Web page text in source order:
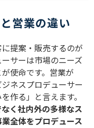
プロデューサーとして育成
し直す企業もあるほど、変
切なポジションとなってい
ます。ビジネスプロデュー
サーに必要なスキルや育成
のポイントについて紹介し
ます。
営業の違い
提案・販売するのが
サーは市場のニーズ
使命です。営業が
ネスプロデューサー
作る」と言えます。
く社内外の多様なス
全体をプロデュース